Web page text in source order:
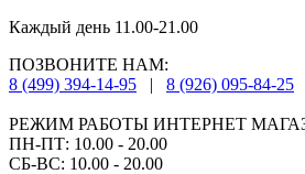
Каждый день 11.00-21.00
ПОЗВОНИТЕ НАМ:
8 (499) 394-14-95
| 8 (926) 095-84-25
РЕЖИМ РАБОТЫ ИНТЕРНЕТ
ПН-ПТ: 10.00 - 20.00
СБ-ВС: 10.00 - 20.00